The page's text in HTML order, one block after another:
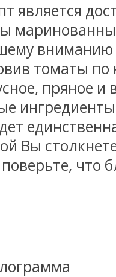
является
томаты
пряное и
Вы
что